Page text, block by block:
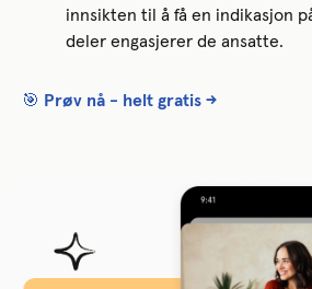
innsikten til å få en indikasjon
deler engasjerer de ansatte.
🎯 Prøv nå - helt gratis →